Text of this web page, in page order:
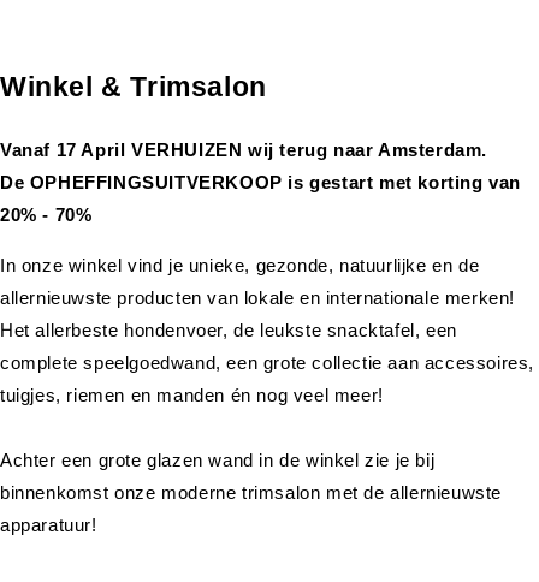
Winkel & Trimsalon
Vanaf 17 April VERHUIZEN wij terug naar Amsterdam.
De OPHEFFINGSUITVERKOOP is gestart met korting van
20% - 70%
In onze winkel vind je unieke, gezonde, natuurlijke en de
allernieuwste producten van lokale en internationale merken!
Het allerbeste hondenvoer, de leukste snacktafel, een
complete speelgoedwand, een grote collectie aan accessoires,
tuigjes, riemen en manden én nog veel meer!
Achter een grote glazen wand in de winkel zie je bij
binnenkomst onze moderne trimsalon met de allernieuwste
apparatuur!